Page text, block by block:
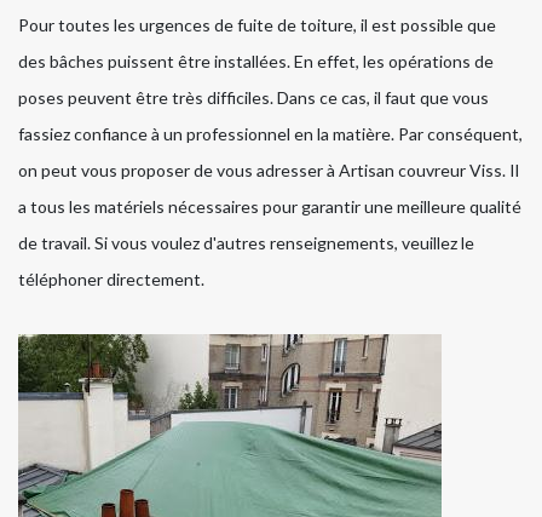
Pour toutes les urgences de fuite de toiture, il est possible que
des bâches puissent être installées. En effet, les opérations de
poses peuvent être très difficiles. Dans ce cas, il faut que vous
fassiez confiance à un professionnel en la matière. Par conséquent,
on peut vous proposer de vous adresser à Artisan couvreur Viss. Il
a tous les matériels nécessaires pour garantir une meilleure qualité
de travail. Si vous voulez d'autres renseignements, veuillez le
téléphoner directement.